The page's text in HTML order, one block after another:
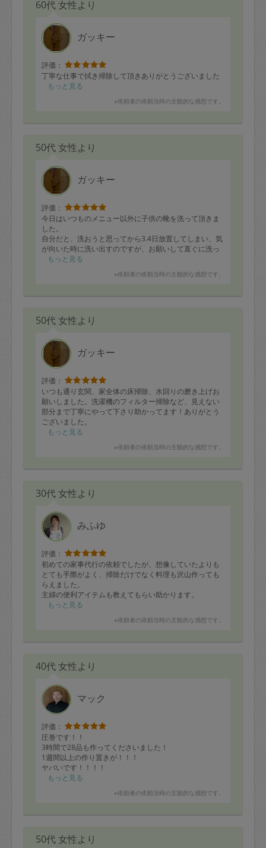
自分でできるところも進めつつ、引き続きお願いさせて
60代 女性より
ガッキー
評価：
丁寧な仕事で拭き掃除して頂きありがとうございました
もっと見る
※依頼者の依頼当時の主観的な感想です。
50代 女性より
ガッキー
評価：
今日はいつものメニュー以外に子供の靴を洗って頂きま
した。
自分だと、洗おうと思ってから3.4日放置してしまい、気
が向いた時に洗い出すのですが、お願いして直ぐに洗っ
て頂けて干して下さるのは、とても助かるなぁと思いま
もっと見る
※依頼者の依頼当時の主観的な感想です。
50代 女性より
ガッキー
評価：
いつも通り玄関、家全体の床掃除、水回りの磨き上げお
願いしました。洗濯機のフィルター掃除など、見えない
部分まで丁寧にやって下さり助かってます！ありがとう
ございました。
もっと見る
※依頼者の依頼当時の主観的な感想です。
30代 女性より
みふゆ
評価：
初めての家事代行の依頼でしたが、想像していたよりも
とても手際がよく、掃除だけでなく料理も沢山作っても
らえました。
主婦の便利アイテムも教えてもらい助かります。
しの埃が少し残っていたのがちょっと残念です。
お料理はとてもおいしかったので、今度はお料理メイン
もっと見る
※依頼者の依頼当時の主観的な感想です。
40代 女性より
マック
評価：
圧巻です！！
3時間で28品も作ってくださいました！
1週間以上の作り置きが！！！
ヤバいです！！！！
で楽しくお料理されてるのかなー？🎵
気を使わずに過ごせたのでとても楽させていただきまし
もっと見る
※依頼者の依頼当時の主観的な感想です。
50代 女性より